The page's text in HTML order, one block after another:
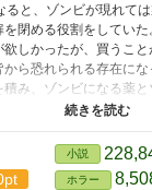
ると、ゾンビが現れて
閉める役割をしてい
欲しかったが、買うこ
ら恐れられる存在に
積み、ゾンビになる薬
盗みを働くようになる
のピーターを川へ落
が門は閉まらず、ゾン
うとするが
小説
ホラー